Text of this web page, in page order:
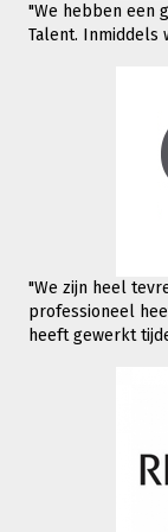
"We hebben een
Talent. Inmiddels
"We zijn heel
professioneel
heeft gewerkt